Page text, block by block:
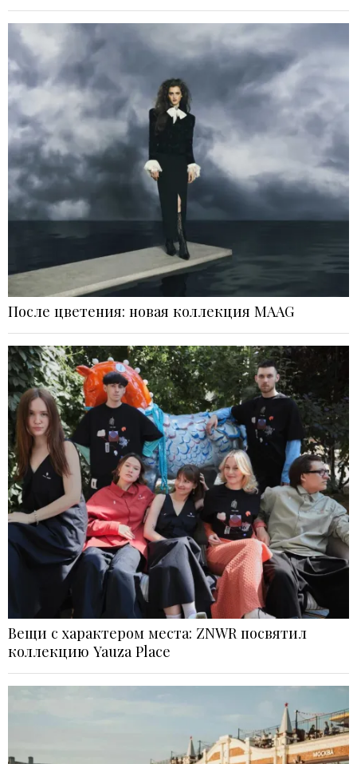
После цветения: новая коллекция MAAG
Вещи с характером места: ZNWR посвятил
коллекцию Yauza Place